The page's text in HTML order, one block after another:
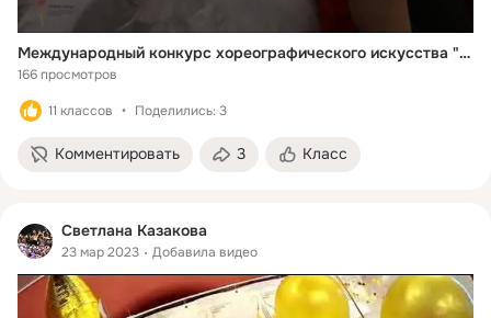
Международный конкурс хореографического искусства "Грани танца", Москва, 2023
166 просмотров
11 классов Поделились: 3
Комментировать 3 Класс
Светлана Казакова
23 мар 2023 Добавила видео